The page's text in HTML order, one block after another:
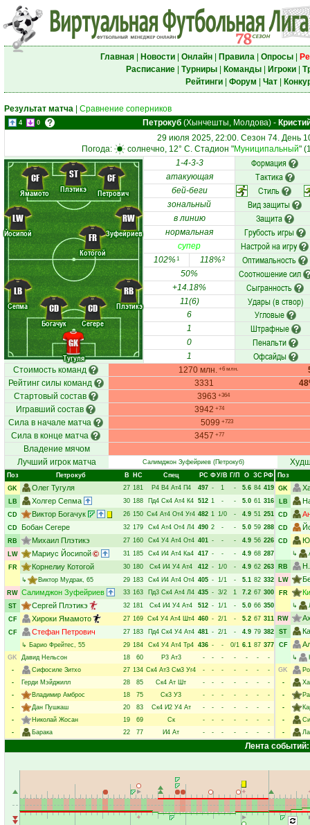
Главная| Новости| Онлайн| Правила| Опросы|
Расписание| Турниры| Команды| Игроки|
Рейтинги| Форум Чат|
Результат матча Сравнение соперников
4 0 Петрокуб(Хынчешты, Молдова)-
29 июля 2025, 22:00. Сезон 74. День
Погода:
солнечно, 12° C. Стадион "Муниципальный"
Тугуля
Сепма
Богачук
Сегере
Плэтикэ
Йосипой
Котогой
Зуфейриев
Плэтикэ
Ямамото Петрович
GK
LB
CD
CD
RB
LW
FR
RW
ST
CF CF
1-4-3-3 Формация
атакующая Тактика
бей-беги Стиль
зональный Вид защиты
в линию Защита
нормальная Грубость игры
супер Настрой на игру
102%1 118%2 Оптимальность
50% Соотношение сил
+14.18% Сыгранность
11(6) Удары (в створ)
6 Угловые
1 Штрафные
0 Пенальти
1 Офсайды
Стоимость команд 1270 млн. +6 млн.
Рейтинг силы команд
3331
Стартовый состав
3963 +364
Игравший состав 3942 +74
Сила в начале матча 5099 +723
Сила в конце матча 3457 +77
Владение мячом
Лучший игрок матча
Салимджон Зуфейриев(Петрокуб)
Поз Петрокуб В НC Спец РC ФУ/В Г/П О ЗС РФ
GK
Олег Тугуля 27 181 Р4 В4 Ат4 П4 497 - 1 - 5.6 84 419
LB
Холгер Сепма 30 188 Пд4 Ск4 Ат4 К4 512 1 - - 5.0 61 316
CD
Виктор Богачук 26 150 Ск4 Ат4 От4 Уг4 482 1 1/0 - 4.9 51 251
CD
Бобан Сегере 32 179 Ск4 Ат4 От4 Л4 490 2 - - 5.0 59 288
RB
Михаил Плэтикэ 27 160 Ск4 У4 Ат4 От4 401 - - - 4.9 56 226
LW
Мариус Йосипой 31 185 Ск4 И4 Ат4 Ка4 417 - - - 4.9 68 287
FR
Корнелиу Котогой 30 180 Ск4 И4 У4 Ат4 412 - 1/0 - 4.9 62 263
↳
Виктор Мудрак, 65 29 183 Ск4 И4 Ат4 От4 405 - 1/1 - 5.1 82 332
RW Салимджон Зуфейриев 33 163 Пд3 Ск4 Ат4 Л4 435 - 3/2 1 7.2 67 300
ST
Сергей Плэтикэ 32 181 Ск4 И4 У4 Ат4 512 - 1/1 - 5.0 66 350
CF
Хироки Ямамото 27 169 Ск4 У4 Ат4 Шт4 460 - 2/1 - 5.2 67 311
CF
Стефан Петрович 27 183 Пд4 Ск4 У4 Ат4 481 - 2/1 - 4.9 79 382
↳ Барио Фрейтес, 55 29 184 Ск4 У4 Ат4 Тр4 436 - - 0/1 6.1 87 377
GK
Давид Нельсон 18 60 Р3 Ат3 - - - - - -
-
-
Сифосиле Зитхо 27 134 Ск4 Ат3 См3 Уг4 - - - - - -
-
-
Герди Мэйджилл 28 85 Ск4 Ат Шт - - - - - -
-
-
Владимир Амброс 18 75 Ск3 У3 - - - - - -
-
-
Дан Пушкаш 20 83 Ск4 И2 У4 Ат - - - - - -
-
-
Николай Жосан 19 69 Ск - - - - - -
-
-
Барака 22 77 И4 Ат - - - - - - -
Поз
GK
LB
CD
CD
CD
↳
RB
LW
FR
↳
RW
ST
CF
↳
GK
-
-
-
-
-
Лента событий: